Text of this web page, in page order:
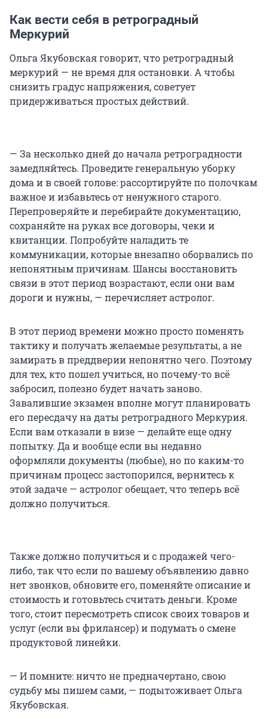
Как вести себя в ретроградный
Меркурий
Ольга Якубовская говорит, что ретроградный
меркурий — не время для остановки. А чтобы
снизить градус напряжения, советует
придерживаться простых действий.
— За несколько дней до начала ретроградности
замедляйтесь. Проведите генеральную уборку
дома и в своей голове: рассортируйте по полочкам
важное и избавьтесь от ненужного старого.
Перепроверяйте и перебирайте документацию,
сохраняйте на руках все договоры, чеки и
квитанции. Попробуйте наладить те
коммуникации, которые внезапно оборвались по
непонятным причинам. Шансы восстановить
связи в этот период возрастают, если они вам
дороги и нужны, — перечисляет астролог.
В этот период времени можно просто поменять
тактику и получать желаемые результаты, а не
замирать в преддверии непонятно чего. Поэтому
для тех, кто пошел учиться, но почему-то всё
забросил, полезно будет начать заново.
Завалившие экзамен вполне могут планировать
его пересдачу на даты ретроградного Меркурия.
Если вам отказали в визе — делайте еще одну
попытку. Да и вообще если вы недавно
оформляли документы (любые), но по каким-то
причинам процесс застопорился, вернитесь к
этой задаче — астролог обещает, что теперь всё
должно получиться.
Также должно получиться и с продажей чего-
либо, так что если по вашему объявлению давно
нет звонков, обновите его, поменяйте описание и
стоимость и готовьтесь считать деньги. Кроме
того, стоит пересмотреть список своих товаров и
услуг (если вы фрилансер) и подумать о смене
продуктовой линейки.
— И помните: ничто не предначертано, свою
судьбу мы пишем сами, — подытоживает Ольга
Якубовская.